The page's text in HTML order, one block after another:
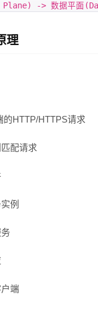
Plane) -> 数据平面
理
的HTTP/HTTPS请求
配请求
例
端